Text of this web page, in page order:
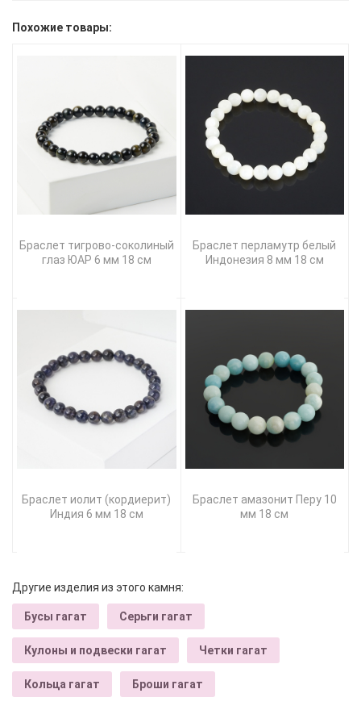
Похожие товары:
Браслет тигрово-соколиный
глаз ЮАР 6 мм 18 см
Браслет перламутр белый
Индонезия 8 мм 18 см
Браслет иолит (кордиерит)
Индия 6 мм 18 см
Браслет амазонит Перу 10
мм 18 см
Другие изделия из этого камня:
Бусы гагат Серьги гагат
Кулоны и подвески гагат Четки гагат
Кольца гагат Броши гагат